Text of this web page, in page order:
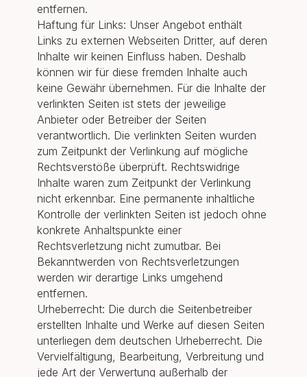
entfernen.
Haftung für Links: Unser Angebot enthält
Links zu externen Webseiten Dritter, auf deren
Inhalte wir keinen Einfluss haben. Deshalb
können wir für diese fremden Inhalte auch
keine Gewähr übernehmen. Für die Inhalte der
verlinkten Seiten ist stets der jeweilige
Anbieter oder Betreiber der Seiten
verantwortlich. Die verlinkten Seiten wurden
zum Zeitpunkt der Verlinkung auf mögliche
Rechtsverstöße überprüft. Rechtswidrige
Inhalte waren zum Zeitpunkt der Verlinkung
nicht erkennbar. Eine permanente inhaltliche
Kontrolle der verlinkten Seiten ist jedoch ohne
konkrete Anhaltspunkte einer
Rechtsverletzung nicht zumutbar. Bei
Bekanntwerden von Rechtsverletzungen
werden wir derartige Links umgehend
entfernen.
Urheberrecht: Die durch die Seitenbetreiber
erstellten Inhalte und Werke auf diesen Seiten
unterliegen dem deutschen Urheberrecht. Die
Vervielfältigung, Bearbeitung, Verbreitung und
jede Art der Verwertung außerhalb der